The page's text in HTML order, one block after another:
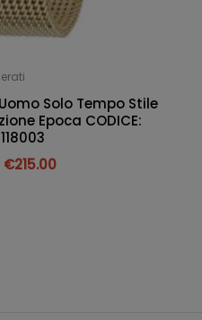
Solo Tempo Stile
Epoca CODICE:
€215.00